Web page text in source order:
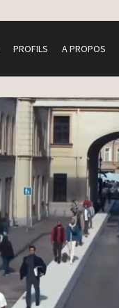
PROFILS A PROPOS